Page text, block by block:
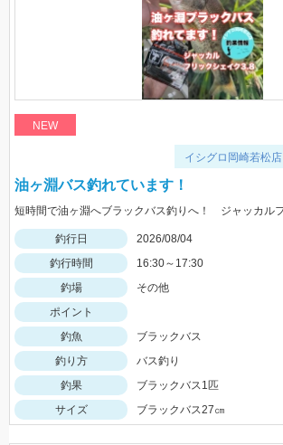
NEW
イシグロ岡崎若松店
油ヶ淵バス釣れています！
釣行日
2026/08/04
釣行時間
16:30～17:30
釣場
その他
ポイント
釣魚
ブラックバス
釣り方
バス釣り
釣果
ブラックバス1匹
サイズ
ブラックバス27㎝